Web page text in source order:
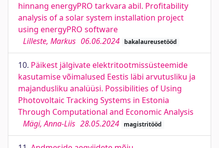
hinnang energyPRO tarkvara abil. Profitability
analysis of a solar system installation project
using energyPRO software
Lilleste, Markus 06.06.2024 bakalaureusetööd
10. Päikest jälgivate elektritootmissüsteemide
kasutamise võimalused Eestis läbi arvutusliku ja
majandusliku analüüsi. Possibilities of Using
Photovoltaic Tracking Systems in Estonia
Through Computational and Economic Analysis
Mägi, Anna-Liis 28.05.2024 magistritööd